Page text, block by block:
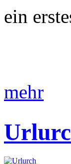
ein
mehr